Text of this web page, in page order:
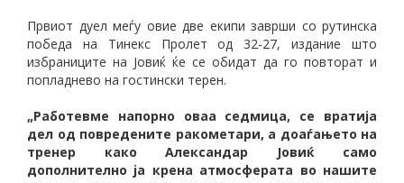
Првиот дуел меѓу овие две екипи заврши со рутинска
победа на Тинекс Пролет од 32-27, издание што
избраниците на Јовиќ ќе се обидат да го повторат и
попладнево на гостински терен.
„Работевме напорно оваа седмица, се вратија
дел од повредените ракометари, а доаѓањето на
тренер како Александар Јовиќ само
дополнително ја крена атмосферата во нашите